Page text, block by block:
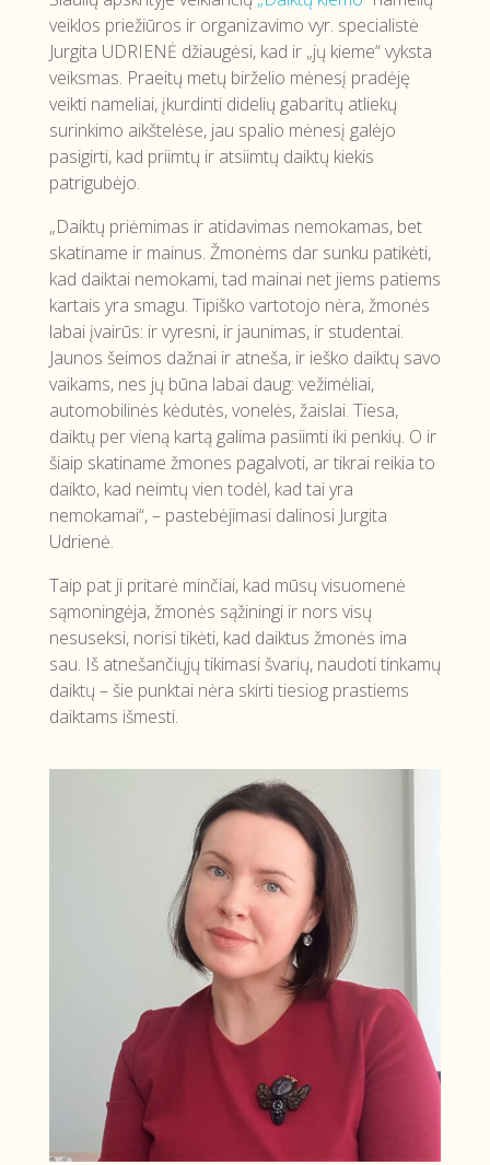
veiklos priežiūros ir organizavimo vyr. specialistė
Jurgita UDRIENĖ džiaugėsi, kad ir „jų kieme“ vyksta
veiksmas. Praeitų metų birželio mėnesį pradėję
veikti nameliai, įkurdinti didelių gabaritų atliekų
surinkimo aikštelėse, jau spalio mėnesį galėjo
pasigirti, kad priimtų ir atsiimtų daiktų kiekis
patrigubėjo.
„Daiktų priėmimas ir atidavimas nemokamas, bet
skatiname ir mainus. Žmonėms dar sunku patikėti,
kad daiktai nemokami, tad mainai net jiems patiems
kartais yra smagu. Tipiško vartotojo nėra, žmonės
labai įvairūs: ir vyresni, ir jaunimas, ir studentai.
Jaunos šeimos dažnai ir atneša, ir ieško daiktų savo
vaikams, nes jų būna labai daug: vežimėliai,
automobilinės kėdutės, vonelės, žaislai. Tiesa,
daiktų per vieną kartą galima pasiimti iki penkių. O ir
šiaip skatiname žmones pagalvoti, ar tikrai reikia to
daikto, kad neimtų vien todėl, kad tai yra
nemokamai“, – pastebėjimasi dalinosi Jurgita
Udrienė.
Taip pat ji pritarė minčiai, kad mūsų visuomenė
sąmoningėja, žmonės sąžiningi ir nors visų
nesuseksi, norisi tikėti, kad daiktus žmonės ima
sau. Iš atnešančiųjų tikimasi švarių, naudoti tinkamų
daiktų – šie punktai nėra skirti tiesiog prastiems
daiktams išmesti.